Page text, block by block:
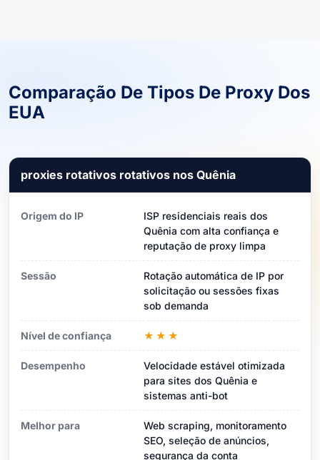
Comparação De Tipos De Proxy Dos
EUA
proxies rotativos rotativos nos Quênia
Origem do IP
ISP residenciais reais dos
Quênia com alta confiança e
reputação de proxy limpa
Sessão
Rotação automática de IP por
solicitação ou sessões fixas
sob demanda
Nível de confiança ★★★
Desempenho
Velocidade estável otimizada
para sites dos Quênia e
sistemas anti-bot
Melhor para
Web scraping, monitoramento
SEO, seleção de anúncios,
segurança da conta